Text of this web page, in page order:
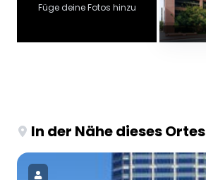
Füge deine Fotos hinzu
In der Nähe dieses Ortes